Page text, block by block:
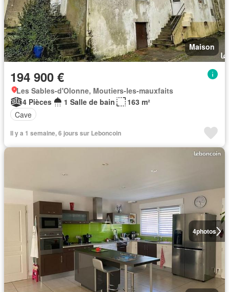
Maison
194 900 €
Les Sables-d'Olonne, Moutiers-les-mauxfaits
4 Pièces
1 Salle de bain
163 m²
Cave
Il y a 1 semaine, 6 jours sur Leboncoin
4photos